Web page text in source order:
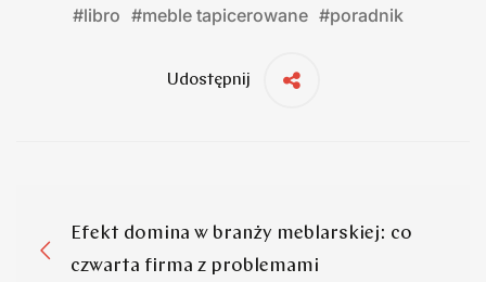
#libro #meble tapicerowane #poradnik
Udostępnij
Efekt domina w branży meblarskiej: co
czwarta firma z problemami